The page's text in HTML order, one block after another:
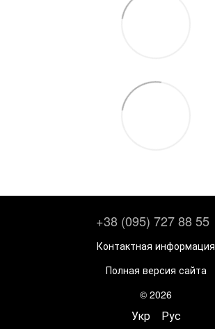
+38 (095) 727 88 55
Контактная информация
Полная версия сайта
© 2026
Укр Рус